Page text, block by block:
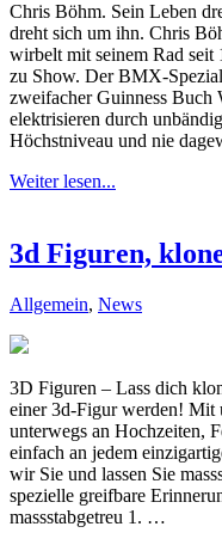
Chris Böhm. Sein Leben
dreht sich um ihn. Chris
wirbelt mit seinem Rad
zu Show. Der BMX-
zweifacher Guinness Buch
elektrisieren durch
Höchstniveau und nie
Weiter lesen...
3d Figuren,
Allgemein, News
3D Figuren – Lass dich
einer 3d-Figur werden! Mit
unterwegs an Hochzeiten,
einfach an jedem
wir Sie und lassen Sie
spezielle greifbare
massstabgetreu 1. …